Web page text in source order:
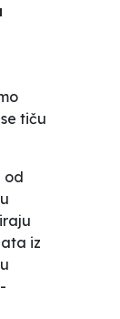
tiču
od
iz